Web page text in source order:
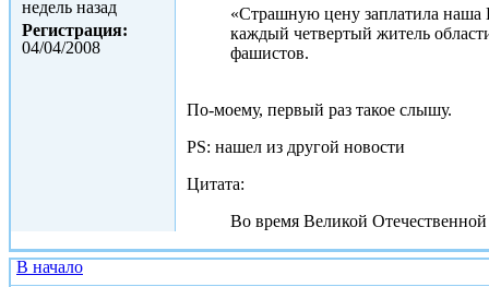
недель назад
Регистрация:
04/04/2008
«Страшную цену заплатила наша
каждый четвертый житель
фашистов.
По-моему, первый раз такое слышу.
PS: нашел из другой новости
Цитата:
Во время Великой
В начало